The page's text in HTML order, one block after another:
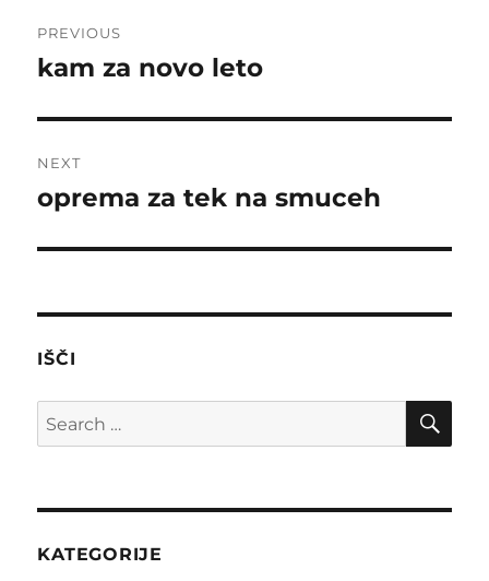
navigation
PREVIOUS
Previous
kam za novo leto
NEXT
Next
oprema za tek na smuceh
IŠČI
Search
for:
KATEGORIJE